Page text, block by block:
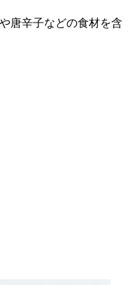
唐辛子などの食材を含